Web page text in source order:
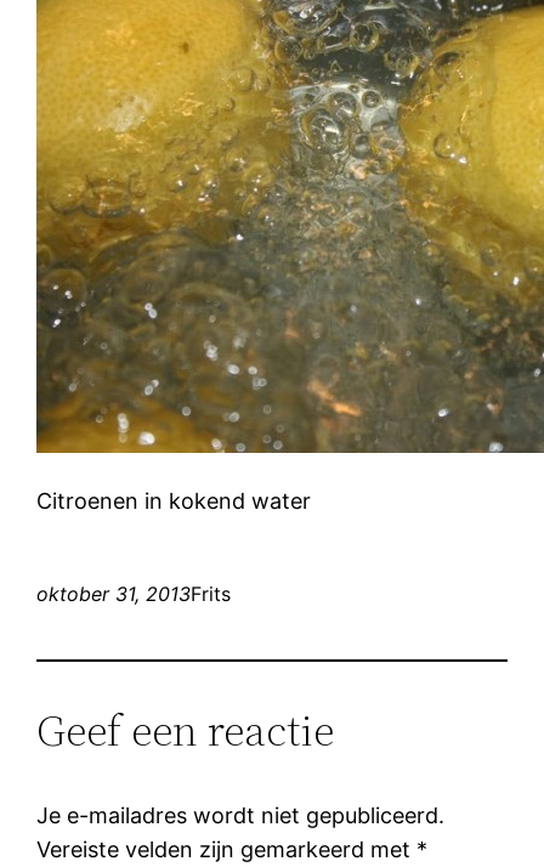
Citroenen in kokend water
oktober 31, 2013Frits
Geef een reactie
Je e-mailadres wordt niet gepubliceerd.
Vereiste velden zijn gemarkeerd met *